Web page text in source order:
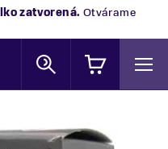
zatvorená. Otvárame